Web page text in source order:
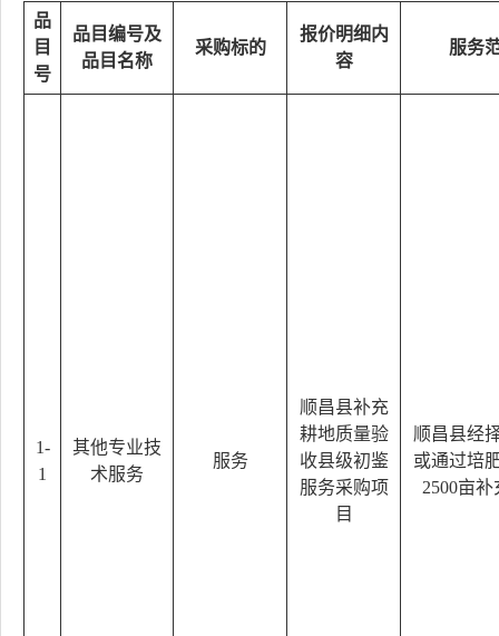
品
目
号
品目编号及
品目名称
采购标的
报价明细内
容
服务
1-
1
其他专业技
术服务
服务
顺昌县补充
耕地质量验
收县级初鉴
服务采购项
目
顺昌县经
或通过培
2500亩